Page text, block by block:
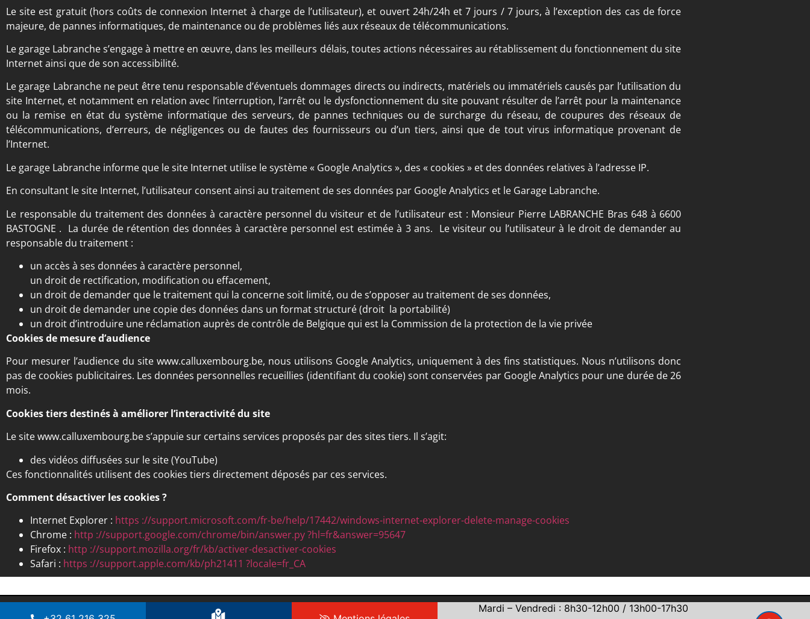
Le site est gratuit (hors coûts de connexion Internet à charge de l’utilisateur), et ouvert 24h/24h et 7 jours / 7 jours, à l’exception des cas de force
majeure, de pannes informatiques, de maintenance ou de problèmes liés aux réseaux de télécommunications.
Le garage Labranche s’engage à mettre en œuvre, dans les meilleurs délais, toutes actions nécessaires au rétablissement du fonctionnement du site
Internet ainsi que de son accessibilité.
Le garage Labranche ne peut être tenu responsable d’éventuels dommages directs ou indirects, matériels ou immatériels causés par l’utilisation du
site Internet, et notamment en relation avec l’interruption, l’arrêt ou le dysfonctionnement du site pouvant résulter de l’arrêt pour la maintenance
ou la remise en état du système informatique des serveurs, de pannes techniques ou de surcharge du réseau, de coupures des réseaux de
télécommunications, d’erreurs, de négligences ou de fautes des fournisseurs ou d’un tiers, ainsi que de tout virus informatique provenant de
l’Internet.
Le garage Labranche informe que le site Internet utilise le système « Google Analytics », des « cookies » et des données relatives à l’adresse IP.
En consultant le site Internet, l’utilisateur consent ainsi au traitement de ses données par Google Analytics et le Garage Labranche.
Le responsable du traitement des données à caractère personnel du visiteur et de l’utilisateur est : Monsieur Pierre LABRANCHE Bras 648 à 6600
BASTOGNE . La durée de rétention des données à caractère personnel est estimée à 3 ans. Le visiteur ou l’utilisateur à le droit de demander au
responsable du traitement :
un accès à ses données à caractère personnel,
un droit de rectification, modification ou effacement,
un droit de demander que le traitement qui la concerne soit limité, ou de s’opposer au traitement de ses données,
un droit de demander une copie des données dans un format structuré (droit la portabilité)
un droit d’introduire une réclamation auprès de contrôle de Belgique qui est la Commission de la protection de la vie privée
Cookies de mesure d’audience
Pour mesurer l’audience du site www.calluxembourg.be, nous utilisons Google Analytics, uniquement à des fins statistiques. Nous n’utilisons donc
pas de cookies publicitaires. Les données personnelles recueillies (identifiant du cookie) sont conservées par Google Analytics pour une durée de 26
mois.
Cookies tiers destinés à améliorer l’interactivité du site
Le site www.calluxembourg.be s’appuie sur certains services proposés par des sites tiers. Il s’agit:
des vidéos diffusées sur le site (YouTube)
Ces fonctionnalités utilisent des cookies tiers directement déposés par ces services.
Comment désactiver les cookies ?
Internet Explorer : https ://support.microsoft.com/fr-be/help/17442/windows-internet-explorer-delete-manage-cookies
Chrome : http ://support.google.com/chrome/bin/answer.py ?hl=fr&answer=95647
Firefox : http ://support.mozilla.org/fr/kb/activer-desactiver-cookies
Safari : https ://support.apple.com/kb/ph21411 ?locale=fr_CA
Mardi – Vendredi : 8h30-12h00 / 13h00-17h30